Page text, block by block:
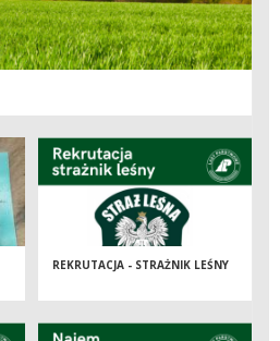
REKRUTACJA - STRAŻNIK LEŚNY